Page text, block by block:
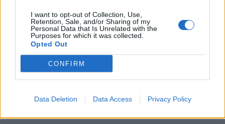
I want to opt-out of Collection, Use,
Retention, Sale, and/or Sharing of my
Personal Data that Is Unrelated with the
Purposes for which it was collected.
Opted Out
CONFIRM
Data Deletion Data Access Privacy Policy
Canicule : les conseils
essentiels des
cardiologues pour
éviter le danger
attention à la pénurie de
lunettes de sécurité
révolutionnaire pour